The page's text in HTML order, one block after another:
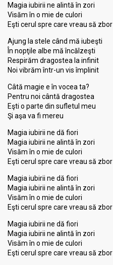
Magia iubirii ne alintă în zori
Visăm în o mie de culori
Eşti cerul spre care vreau să zbor
Ajung la stele când mă iubeşti
În nopţile albe mă încălzeşti
Respirăm dragostea la infinit
Noi vibrăm într-un vis împlinit
Câtă magie e în vocea ta?
Pentru noi cântă dragostea
Eşti o parte din sufletul meu
Şi aşa va fi mereu
Magia iubirii ne dă fiori
Magia iubirii ne alintă în zori
Visăm în o mie de culori
Eşti cerul spre care vreau să zbor
Magia iubirii ne dă fiori
Magia iubirii ne alintă în zori
Visăm în o mie de culori
Eşti cerul spre care vreau să zbor
Magia iubirii ne dă fiori
Magia iubirii ne alintă în zori
Visăm în o mie de culori
Eşti cerul spre care vreau să zbor